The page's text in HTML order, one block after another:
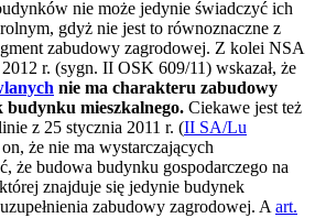
nie może jedynie świadczyć ich
gdyż nie jest to równoznaczne z
zabudowy zagrodowej. Z kolei NSA
r. (sygn. II OSK 609/11) wskazał, że
nie ma charakteru zabudowy
mieszkalnego. Ciekawe jest też
z 25 stycznia 2011 r. (II SA/Lu
że nie ma wystarczających
że budowa budynku gospodarczego na
znajduje się jedynie budynek
zabudowy zagrodowej. A art.